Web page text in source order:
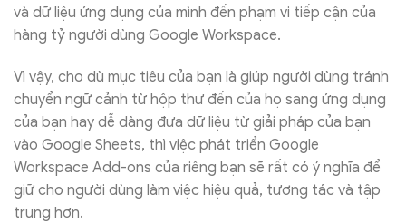
và dữ liệu ứng dụng của mình đến phạm vi tiếp cận của
hàng tỷ người dùng Google Workspace.
Vì vậy, cho dù mục tiêu của bạn là giúp người dùng tránh
chuyển ngữ cảnh từ hộp thư đến của họ sang ứng dụng
của bạn hay dễ dàng đưa dữ liệu từ giải pháp của bạn
vào Google Sheets, thì việc phát triển Google
Workspace Add-ons của riêng bạn sẽ rất có ý nghĩa để
giữ cho người dùng làm việc hiệu quả, tương tác và tập
trung hơn.